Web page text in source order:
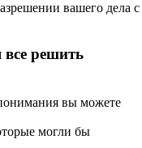
вашего дела с
все решить
вы можете
могли бы